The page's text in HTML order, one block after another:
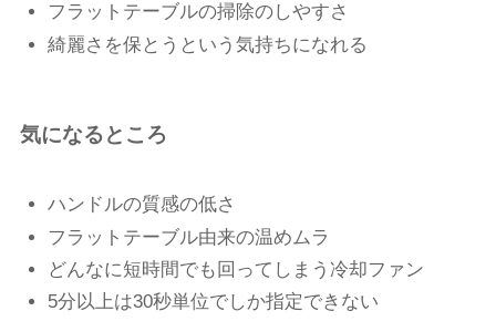
フラットテーブルの掃除のしやすさ
綺麗さを保とうという気持ちになれる
気になるところ
ハンドルの質感の低さ
フラットテーブル由来の温めムラ
どんなに短時間でも回ってしまう冷却ファン
5分以上は30秒単位でしか指定できない